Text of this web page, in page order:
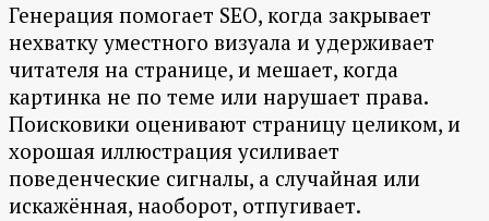
Генерация помогает SEO, когда закрывает
нехватку уместного визуала и удерживает
читателя на странице, и мешает, когда
картинка не по теме или нарушает права.
Поисковики оценивают страницу целиком, и
хорошая иллюстрация усиливает
поведенческие сигналы, а случайная или
искажённая, наоборот, отпугивает.